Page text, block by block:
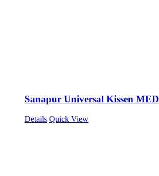
Sanapur Universal Kissen MED
Details Quick View